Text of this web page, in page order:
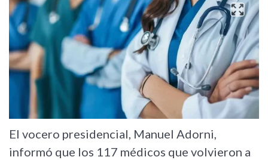
El vocero presidencial, Manuel Adorni,
informó que los 117 médicos que volvieron a